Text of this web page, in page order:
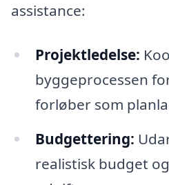
assistance:
Projektledelse:
byggeprocessen
forløber som
Budgettering:
realistisk budget